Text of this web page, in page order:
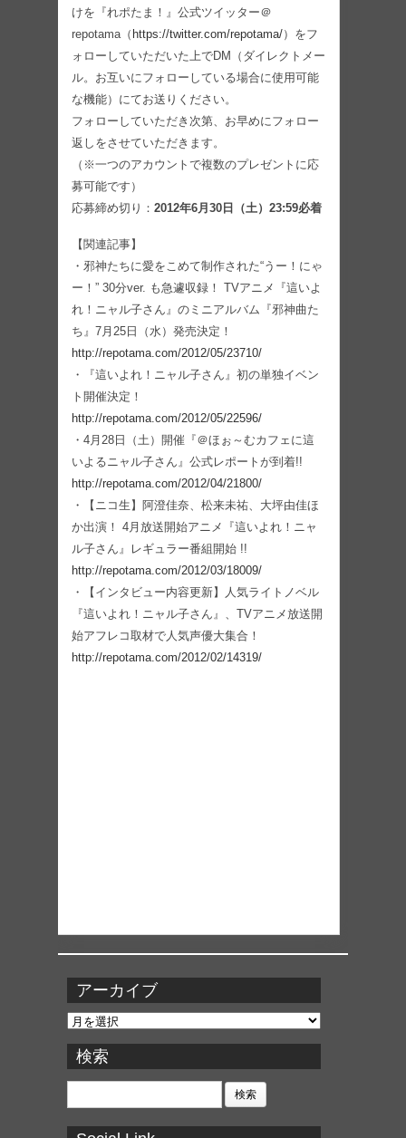
けを『れポたま！』公式ツイッター＠
repotama（ https://twitter.com/repotama/）をフ
ォローしていただいた上でDM（ダイレクトメー
ル。お互いにフォローしている場合に使用可能
な機能）にてお送りください。
フォローしていただき次第、お早めにフォロー
返しをさせていただきます。
（※一つのアカウントで複数のプレゼントに応
募可能です）
応募締め切り： 2012年6月30日（土）23:59必着
【関連記事】
・邪神た​ちに愛をこめて制作さ​れた“うー！にゃ
ー！​” 30分ver. も急遽収録！ TVア​ニメ『這いよ
れ！ニャ​ル子さん』のミニアル​バム『邪神曲た
ち』7月25日（水）発売決定！
http://repotama.com/2012/05/23710/
・『這いよれ！ニャル子さん』初の単独イベン
ト開催決定！
http://repotama.com/2012/05/22596/
・4月28日（土）開催『＠ほぉ～むカフェに這
いよるニャル子さん』公式レポートが到着!!
http://repotama.com/2012/04/21800/
・【ニコ生】阿澄佳奈、松来未祐、大坪由佳ほ
か出演！ 4月放送開始アニメ『這いよれ！ニャ
ル子さん』レギュラー番組開始 !!
http://repotama.com/2012/03/18009/
・【インタビュー内容更新】人気ライトノベル
『這いよれ！ニャル子さん』、TVアニメ放送開
始アフレコ取材で人気声優大集合！
http://repotama.com/2012/02/14319/
アーカイブ
ア
カ
イ
ブ
検索
検